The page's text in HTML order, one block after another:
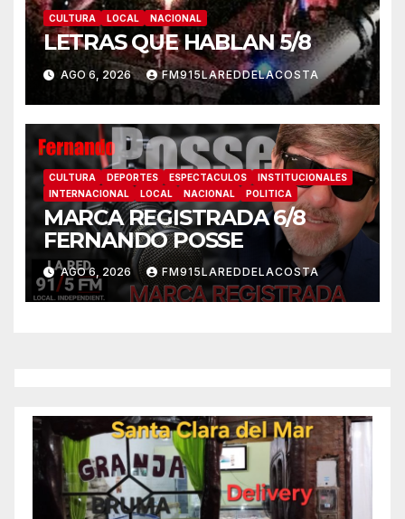
CULTURA LOCAL NACIONAL
LETRAS QUE HABLAN 5/8
AGO 6, 2026 FM915LAREDDELACOSTA
CULTURA DEPORTES ESPECTACULOS
INSTITUCIONALES
INTERNACIONAL
LOCAL NACIONAL POLITICA
MARCA REGISTRADA 6/8
FERNANDO POSSE
AGO 6, 2026 FM915LAREDDELACOSTA